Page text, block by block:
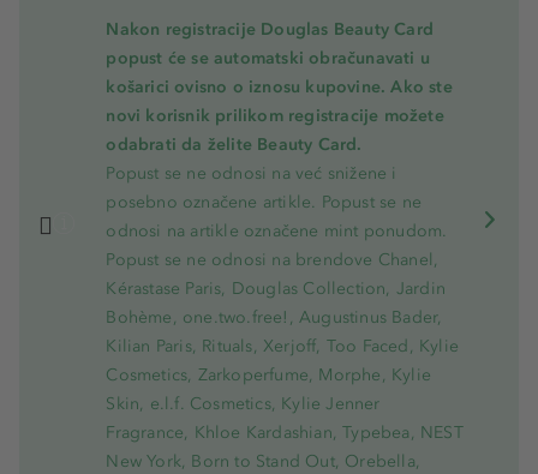
Nakon registracije Douglas Beauty Card
popust će se automatski obračunavati u
košarici ovisno o iznosu kupovine. Ako ste
novi korisnik prilikom registracije možete
odabrati da želite Beauty Card.
Popust se ne odnosi na već snižene i
posebno označene artikle. Popust se ne
odnosi na artikle označene mint ponudom.
Popust se ne odnosi na brendove Chanel,
Kérastase Paris, Douglas Collection, Jardin
Bohème, one.two.free!, Augustinus Bader,
Kilian Paris, Rituals, Xerjoff, Too Faced, Kylie
Cosmetics, Zarkoperfume, Morphe, Kylie
Skin, e.l.f. Cosmetics, Kylie Jenner
Fragrance, Khloe Kardashian, Typebea, NEST
New York, Born to Stand Out, Orebella,